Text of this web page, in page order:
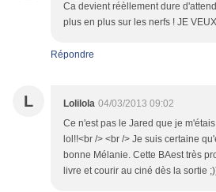
Ca devient réèllement dure
plus en plus sur les nerfs ! JE
Répondre
L Lolilola 04/03/2013 09:02
Ce n'est pas le Jared que je
lol!!<br /> <br /> Je suis certaine
bonne Mélanie. Cette BAest très
livre et courir au ciné dès la sortie